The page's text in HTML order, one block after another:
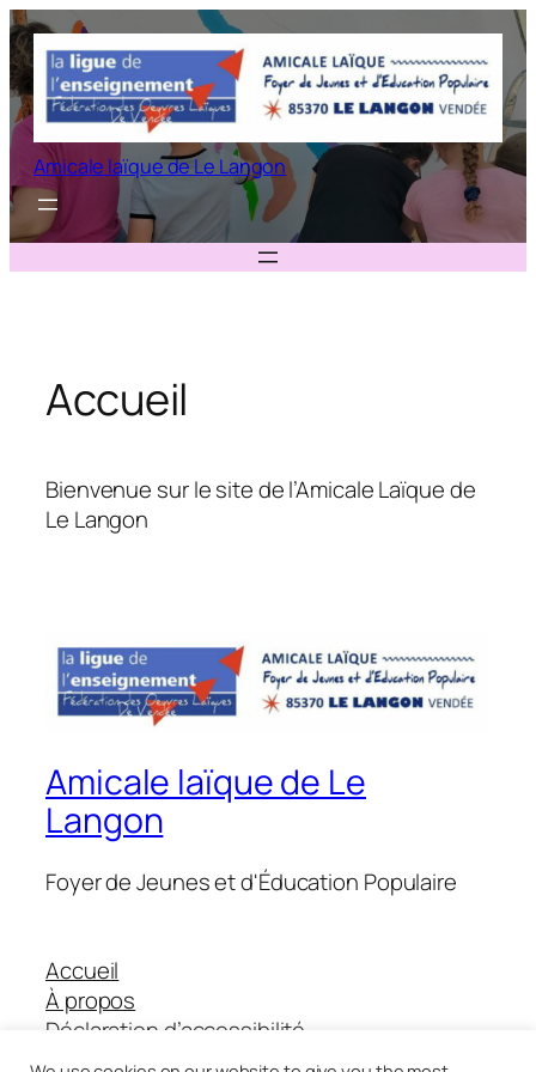
Aller
au
contenu
Amicale laïque de Le Langon
Accueil
Bienvenue sur le site de l’Amicale Laïque de
Le Langon
Amicale laïque de Le
Langon
Foyer de Jeunes et d'Éducation Populaire
Accueil
À propos
Déclaration d’accessibilité
Boutique Helloasso